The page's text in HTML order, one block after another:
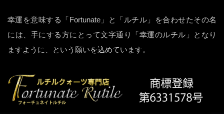
幸運を意味する「Fortunate」と「ルチル」を合わせたその名
には、手にする方にとって文字通り「幸運のルチル」となり
ますように、という願いを込めています。